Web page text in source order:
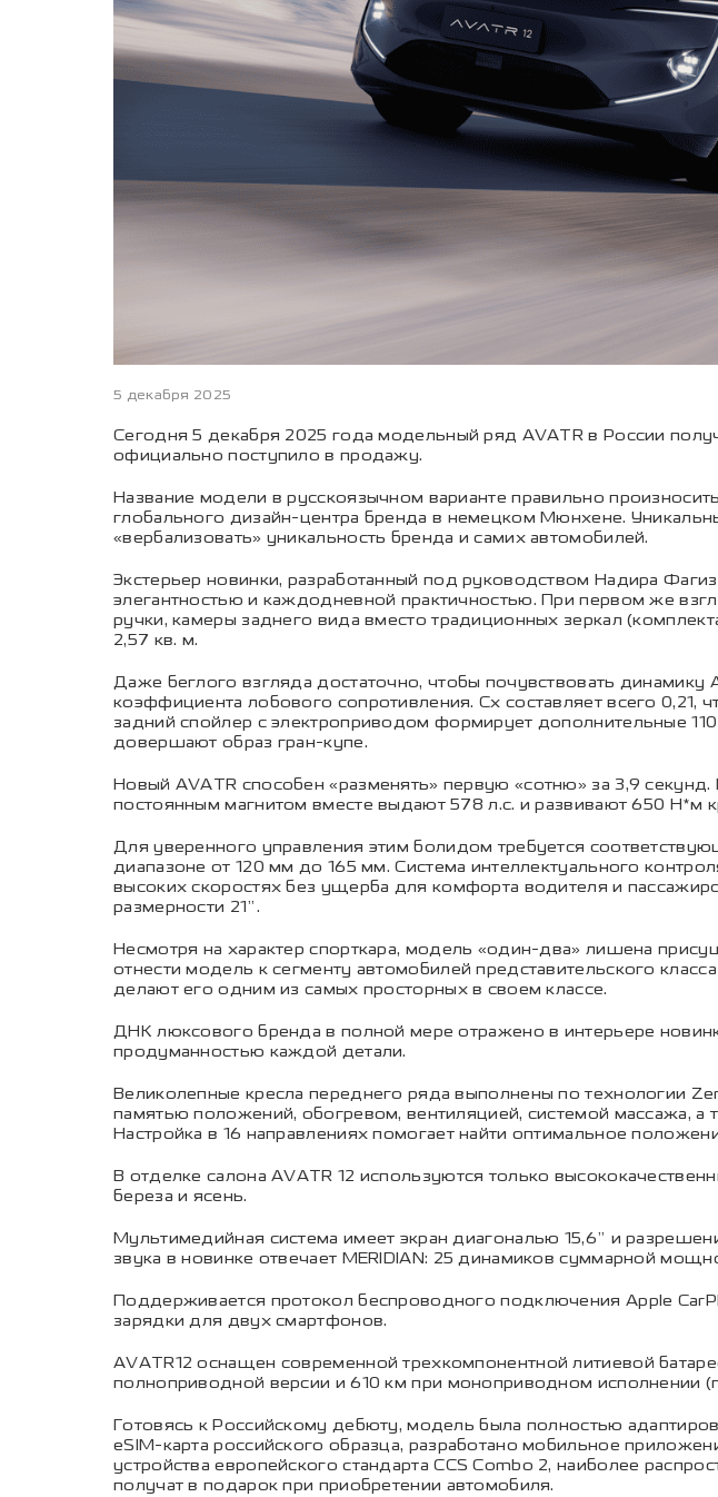
5 декабря 2025
Сегодня 5 декабря 2025 года модельный ряд AVATR в России
официально поступило в продажу.
Название модели в русскоязычном варианте правильно
глобального дизайн-центра бренда в немецком Мюнхене.
«вербализовать» уникальность бренда и самих автомобилей.
Экстерьер новинки, разработанный под руководством Надира
элегантностью и каждодневной практичностью. При первом же
ручки, камеры заднего вида вместо традиционных зеркал
2,57 кв. м.
Даже беглого взгляда достаточно, чтобы почувствовать динамику
коэффициента лобового сопротивления. Сx составляет всего
задний спойлер с электроприводом формирует дополнительные
довершают образ гран-купе.
Новый AVATR способен «разменять» первую «сотню» за 3,9
постоянным магнитом вместе выдают 578 л.с. и развивают 650 Н*м
Для уверенного управления этим болидом требуется
диапазоне от 120 мм до 165 мм. Система интеллектуального
высоких скоростях без ущерба для комфорта водителя и
размерности 21”.
Несмотря на характер спорткара, модель «один-два» лишена
отнести модель к сегменту автомобилей представительского
делают его одним из самых просторных в своем классе.
ДНК люксового бренда в полной мере отражено в интерьере
продуманностью каждой детали.
Великолепные кресла переднего ряда выполнены по технологии
памятью положений, обогревом, вентиляцией, системой массажа,
Настройка в 16 направлениях помогает найти оптимальное
В отделке салона AVATR 12 используются только
береза и ясень.
Мультимедийная система имеет экран диагональю 15,6” и
звука в новинке отвечает MERIDIAN: 25 динамиков суммарной
Поддерживается протокол беспроводного подключения Apple
зарядки для двух смартфонов.
AVATR12 оснащен современной трехкомпонентной литиевой
полноприводной версии и 610 км при моноприводном исполнении
Готовясь к Российскому дебюту, модель была полностью
еSIM-карта российского образца, разработано мобильное
устройства европейского стандарта CCS Combo 2, наиболее
получат в подарок при приобретении автомобиля.